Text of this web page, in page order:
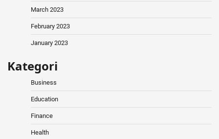
March 2023
February 2023
January 2023
Kategori
Business
Education
Finance
Health